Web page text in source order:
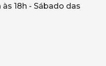
18h - Sábado das